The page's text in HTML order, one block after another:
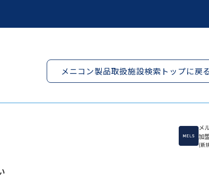
メニコン製品取扱施設検索トップに戻る
メ
加
(新